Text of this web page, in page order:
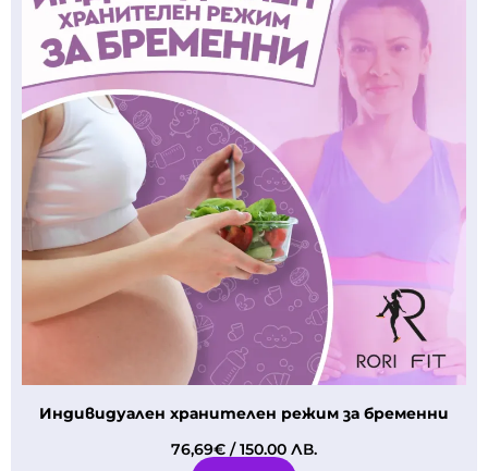
Индивидуален хранителен режим за бременни
76,69€ / 150.00 ЛВ.